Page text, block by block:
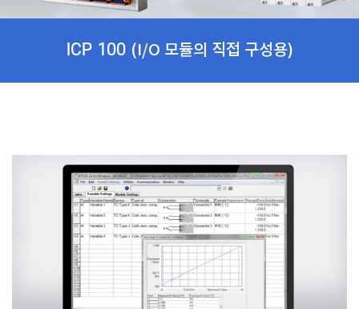
ICP 100 (I/O 모듈의 직접 구성용)